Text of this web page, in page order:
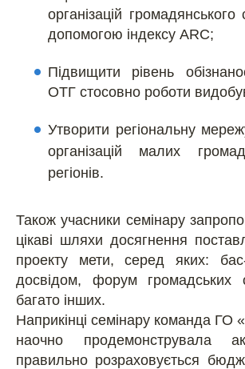
організацій громадянського
допомогою індексу ARC;
Підвищити рівень
ОТГ стосовно роботи
Утворити регіональну
організацій малих
регіонів.
Також учасники семінару
цікаві шляхи досягнення
проекту мети, серед яких:
досвідом, форум громадських
багато інших.
Наприкінці семінару команда ГО
наочно продемонструвала
правильно розраховується